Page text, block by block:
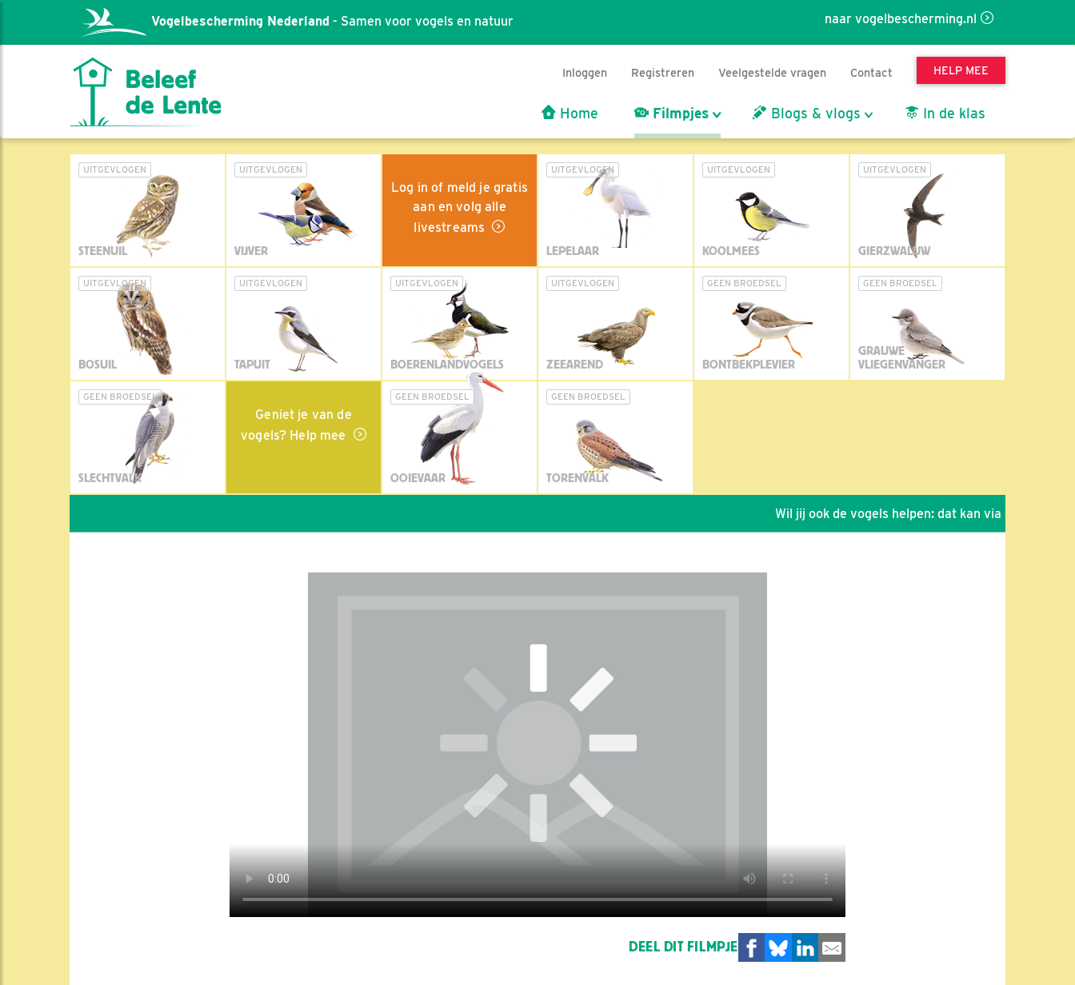
naar vogelbescherming.nl
Vogelbescherming Nederland - Samen voor vogels en natuur
Inloggen Registreren Veelgestelde vragen Contact HELP MEE
Home Filmpjes Blogs & vlogs In de klas
UITGEVLOGEN
STEENUIL
UITGEVLOGEN
VIJVER
Log in of meld je gratis
aan en volg alle
livestreams
UITGEVLOGEN
LEPELAAR
UITGEVLOGEN
KOOLMEES
UITGEVLOGEN
GIERZWALUW
UITGEVLOGEN
BOSUIL
UITGEVLOGEN
TAPUIT
UITGEVLOGEN
BOERENLANDVOGELS
UITGEVLOGEN
ZEEAREND
GEEN BROEDSEL
BONTBEKPLEVIER
GEEN BROEDSEL
GRAUWE
VLIEGENVANGER
GEEN BROEDSEL
SLECHTVALK
Geniet je van de
vogels? Help mee
GEEN BROEDSEL
OOIEVAAR
GEEN BROEDSEL
TORENVALK
Wil jij ook de vogels helpen: dat kan via de link!
DEEL DIT FILMPJE